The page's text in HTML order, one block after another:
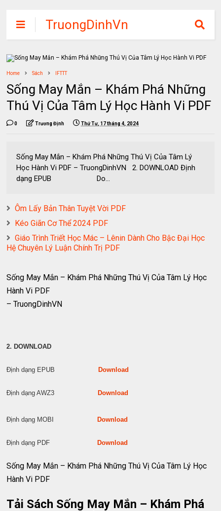
TruongDinhVn
Chia sẽ ebook,
các khóa học,
phần mềm học
tập miễn phí
Home Sách IFTTT
Sống May Mắn – Khám Phá Những
Thú Vị Của Tâm Lý Học Hành Vi PDF
0 Trương Định Thứ Tư, 17 tháng 4, 2024
Sống May Mắn – Khám Phá Những Thú Vị Của Tâm Lý
Học Hành Vi PDF – TruongDinhVN 2. DOWNLOAD Định
dạng EPUB Do...
Ôm Lấy Bản Thân Tuyệt Vời PDF
Kéo Giãn Cơ Thể 2024 PDF
Giáo Trình Triết Học Mác – Lênin Dành Cho Bậc Đại Học
Hệ Chuyên Lý Luận Chính Trị PDF
Sống May Mắn – Khám Phá Những Thú Vị Của Tâm Lý Học
Hành Vi PDF
– TruongDinhVN
2. DOWNLOAD
Định dạng EPUB Download
Định dạng AWZ3 Download
Định dạng MOBI Download
Định dạng PDF Download
Sống May Mắn – Khám Phá Những Thú Vị Của Tâm Lý Học
Hành Vi PDF
Tải Sách Sống May Mắn – Khám Phá